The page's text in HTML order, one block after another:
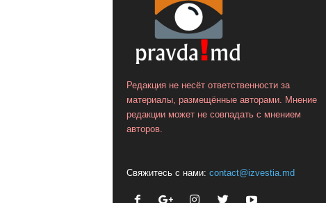
Редакция не несёт ответственности за
материалы, размещённые авторами. Мнение
редакции может не совпадать с мнением
авторов.
Свяжитесь с нами: contact@izvestia.md